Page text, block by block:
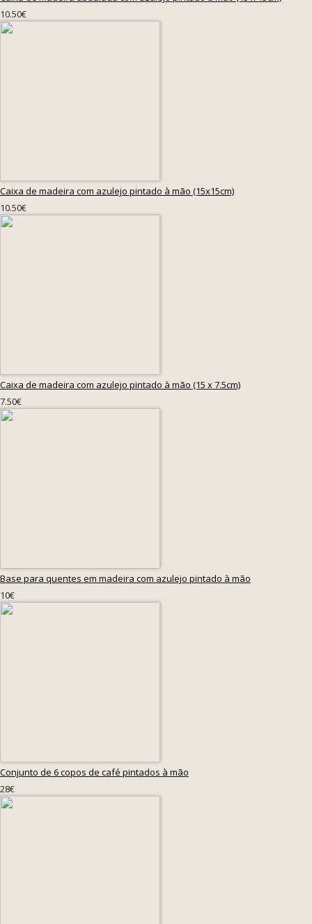
10.50€
Caixa de madeira com azulejo pintado à mão (15x15cm)
10.50€
Caixa de madeira com azulejo pintado à mão (15 x 7.5cm)
7.50€
Base para quentes em madeira com azulejo pintado à mão
10€
Conjunto de 6 copos de café pintados à mão
28€